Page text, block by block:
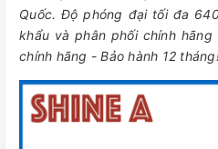
Quốc. Độ phóng đại tối đa
khẩu và phân phối chính
chính hãng - Bảo hành 12